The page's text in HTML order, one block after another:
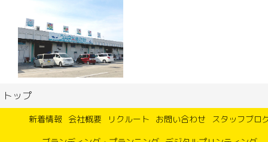
トップ
新着情報 会社概要 リクルート お問い合わせ
スタッフブロ